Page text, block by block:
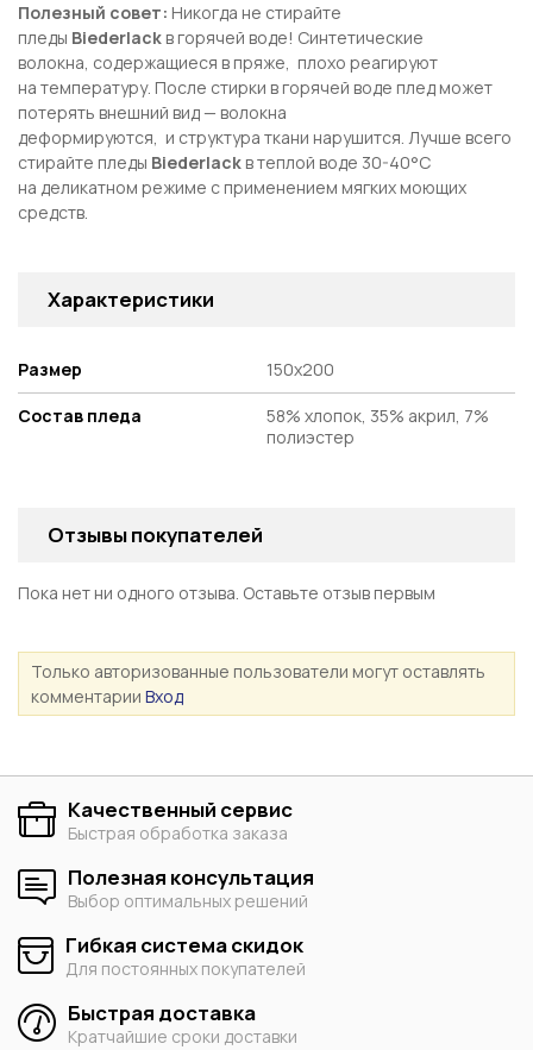
Полезный совет: Никогда не стирайте
пледы Biederlack в горячей воде! Синтетические
волокна, содержащиеся в пряже, плохо реагируют
на температуру. После стирки в горячей воде плед может
потерять внешний вид — волокна
деформируются, и структура ткани нарушится. Лучше всего
стирайте пледы Biederlack в теплой воде 30-40°С
на деликатном режиме с применением мягких моющих
средств.
Характеристики
Размер 150х200
Состав пледа
58% хлопок, 35% акрил, 7%
полиэстер
Отзывы покупателей
Пока нет ни одного отзыва. Оставьте отзыв первым
Только авторизованные пользователи могут оставлять
комментарии Вход
Качественный сервис
Быстрая обработка заказа
Полезная консультация
Выбор оптимальных решений
Гибкая система скидок
Для постоянных покупателей
Быстрая доставка
Кратчайшие сроки доставки